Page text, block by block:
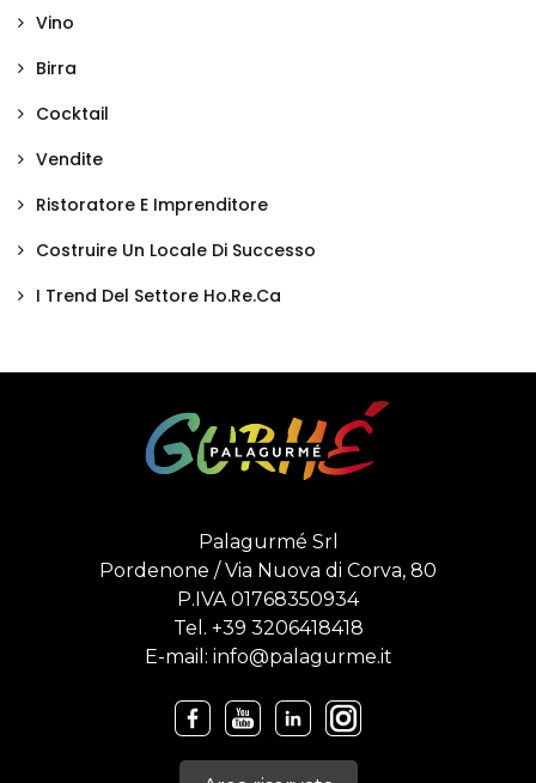
Vino
Birra
Cocktail
Vendite
Ristoratore E Imprenditore
Costruire Un Locale Di Successo
I Trend Del Settore Ho.Re.Ca
Palagurmé Srl
Pordenone / Via Nuova di Corva, 80
P.IVA 01768350934
Tel. +39 3206418418
E-mail: info@palagurme.it